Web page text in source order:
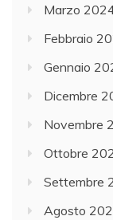
Marzo
Febbraio
Gennaio
Dicembre
Novembre
Ottobre
Settembre
Agosto